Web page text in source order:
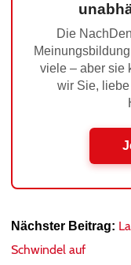
Die
viele – aber sie
wir Sie, liebe
Nächster Beitrag:
Schwindel auf